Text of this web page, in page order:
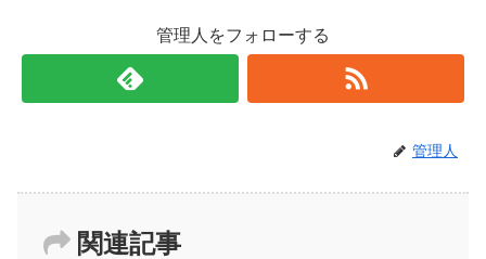
管理人をフォローする
管理人
関連記事